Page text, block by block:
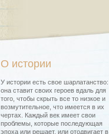
О истории
У истории есть свое шарлатанство:
она ставит своих героев вдаль для
того, чтобы скрыть все то низкое и
возмутительное, что имеется в их
чертах. Каждый век имеет свои
проблемы, которые последующая
эпоха или решает, или отодвигает в